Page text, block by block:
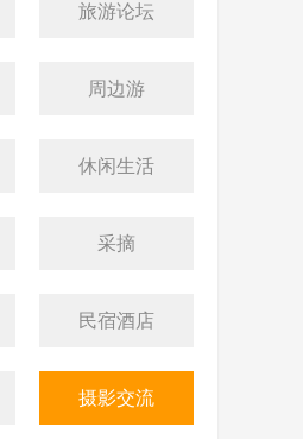
旅游论坛
周边游
休闲生活
采摘
民宿酒店
摄影交流